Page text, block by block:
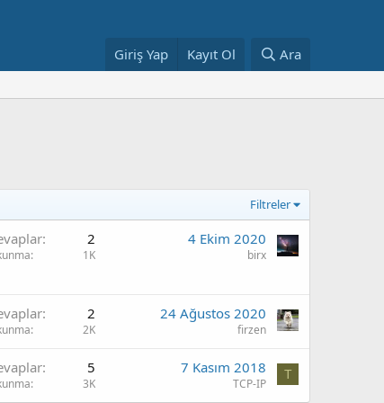
Giriş Yap Kayıt Ol Ara
Filtreler
2
1K
4 Ekim 2020
birx
2
2K
24 Ağustos 2020
firzen
5
3K
7 Kasım 2018
TCP-IP
T